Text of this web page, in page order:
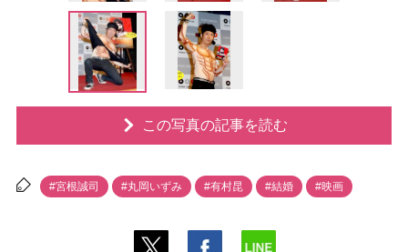
この写真の記事を読む
#宮根誠司 #丸岡いずみ #有村昆 #結婚 #映画